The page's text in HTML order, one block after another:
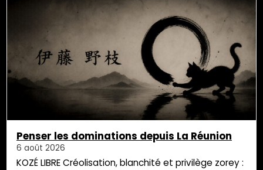
Penser les dominations depuis La Réunion
6 août 2026
KOZÉ LIBRE Créolisation, blanchité et privilège zorey :